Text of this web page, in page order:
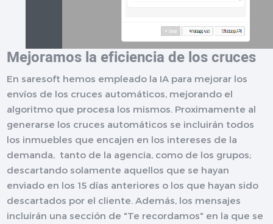
Mejoramos la eficiencia de los cruces
En saresoft hemos empleado la IA para mejorar los
envíos de los cruces automáticos, mejorando el
algoritmo que procesa los mismos. Proximamente al
generarse los cruces automáticos se incluirán todos
los inmuebles que encajen en los intereses de la
demanda, tanto de la agencia, como de los grupos;
descartando solamente aquellos que se hayan
enviado en los 15 días anteriores o los que hayan sido
descartados por el cliente. Además, los mensajes
incluirán una sección de "Te recordamos" en la que se